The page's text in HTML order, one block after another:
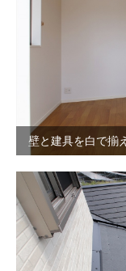
壁と建具を白で揃